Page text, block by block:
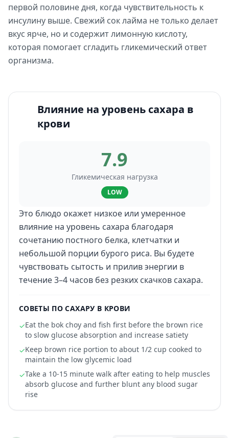
первой половине дня, когда чувствительность к
инсулину выше. Свежий сок лайма не только делает
вкус ярче, но и содержит лимонную кислоту,
которая помогает сгладить гликемический ответ
организма.
Влияние на уровень сахара в
крови
7.9
Гликемическая нагрузка
LOW
Это блюдо окажет низкое или умеренное
влияние на уровень сахара благодаря
сочетанию постного белка, клетчатки и
небольшой порции бурого риса. Вы будете
чувствовать сытость и прилив энергии в
течение 3–4 часов без резких скачков сахара.
СОВЕТЫ ПО САХАРУ В КРОВИ
✓Eat the bok choy and fish first before the brown rice
to slow glucose absorption and increase satiety
✓Keep brown rice portion to about 1/2 cup cooked to
maintain the low glycemic load
✓Take a 10-15 minute walk after eating to help muscles
absorb glucose and further blunt any blood sugar
rise